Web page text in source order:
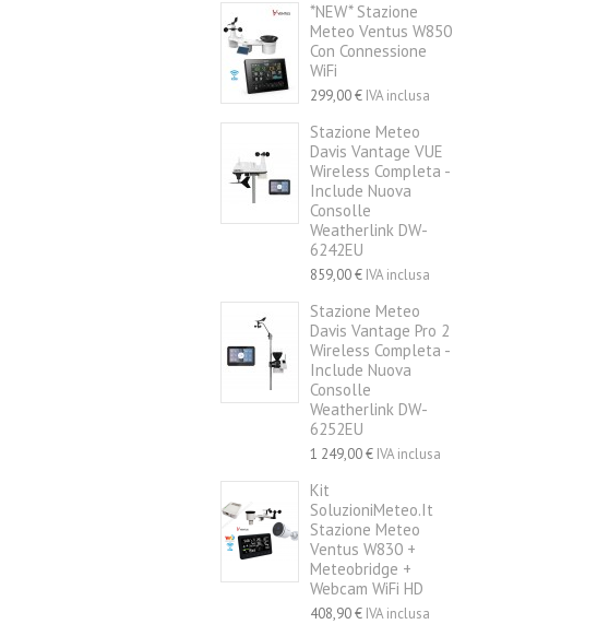
*NEW* Stazione
Meteo Ventus W850
Con Connessione
WiFi
299,00 € IVA inclusa
Stazione Meteo
Davis Vantage VUE
Wireless Completa -
Include Nuova
Consolle
Weatherlink DW-
6242EU
859,00 € IVA inclusa
Stazione Meteo
Davis Vantage Pro 2
Wireless Completa -
Include Nuova
Consolle
Weatherlink DW-
6252EU
1 249,00 € IVA inclusa
Kit
SoluzioniMeteo.it
Stazione Meteo
Ventus W830 +
Meteobridge +
Webcam WiFi HD
408,90 € IVA inclusa